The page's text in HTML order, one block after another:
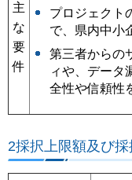
主
な
要
件
プロジェクト
で、県内中小
第三者からの
ィや、データ
全性や信頼性
2採択上限額及び